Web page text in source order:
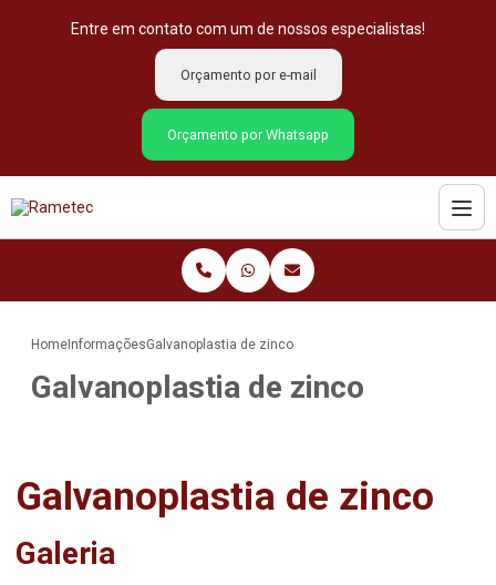
Entre em contato com um de nossos especialistas!
Orçamento por e-mail
Orçamento por Whatsapp
Home InformaçõesGalvanoplastia de zinco
Galvanoplastia de zinco
Galvanoplastia de zinco
Galeria